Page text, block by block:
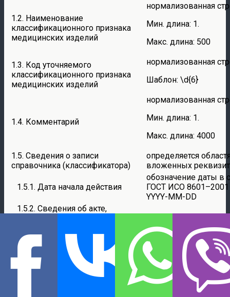
1.2. Наименование
классификационного признака
медицинских изделий
нормализованная
Мин. длина: 1.
Макс. длина: 500
1.3. Код уточняемого
классификационного признака
медицинских изделий
нормализованная
Шаблон: \d{6}
1.4. Комментарий
нормализованная
Мин. длина: 1.
Макс. длина: 4000
1.5. Сведения о записи
справочника (классификатора)
определяется
вложенных
1.5.1. Дата начала действия
обозначение даты в
ГОСТ ИСО
YYYY-MM-DD
1.5.2. Сведения об акте,
(классификатора)
вложенных
*.1. Вид акта
нормализованная
Шаблон: \d{5}
строка символов.